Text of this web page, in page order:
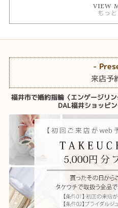
VIEW
もっ
-
来店予
福井市で婚約指輪〈エンゲージリ
DAL福井ショッピ